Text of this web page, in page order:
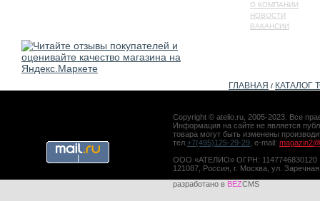
О КОМПАНИИ
НОВОСТИ
ВАКАНСИИ
ГЛАВНАЯ / КАТАЛОГ
Copyright © atelio.ru, 2005-2023. Все
Информация на сайте не является
товара могут быть изменены
тел. +7(495)125-29-29 , e-mail:
ООО «АТЕЛИО» ОГРН: 1147746830120
121087, Россия, г. Москва, ул.
разработано в BEZCMS